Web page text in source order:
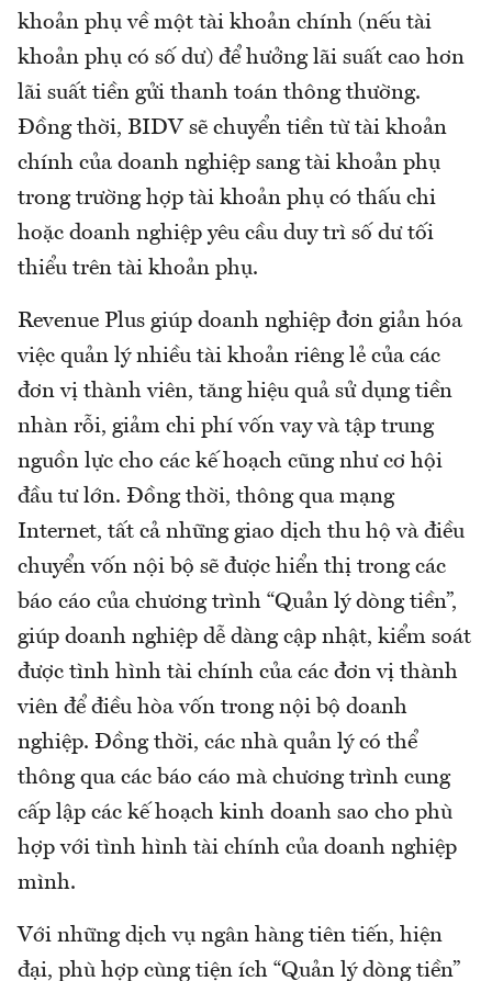
khoản phụ về một tài khoản chính (nếu tài
khoản phụ có số dư) để hưởng lãi suất cao hơn
lãi suất tiền gửi thanh toán thông thường.
Đồng thời, BIDV sẽ chuyển tiền từ tài khoản
chính của doanh nghiệp sang tài khoản phụ
trong trường hợp tài khoản phụ có thấu chi
hoặc doanh nghiệp yêu cầu duy trì số dư tối
thiểu trên tài khoản phụ.
Revenue Plus giúp doanh nghiệp đơn giản hóa
việc quản lý nhiều tài khoản riêng lẻ của các
đơn vị thành viên, tăng hiệu quả sử dụng tiền
nhàn rỗi, giảm chi phí vốn vay và tập trung
nguồn lực cho các kế hoạch cũng như cơ hội
đầu tư lớn. Đồng thời, thông qua mạng
Internet, tất cả những giao dịch thu hộ và điều
chuyển vốn nội bộ sẽ được hiển thị trong các
báo cáo của chương trình “Quản lý dòng tiền”,
giúp doanh nghiệp dễ dàng cập nhật, kiểm soát
được tình hình tài chính của các đơn vị thành
viên để điều hòa vốn trong nội bộ doanh
nghiệp. Đồng thời, các nhà quản lý có thể
thông qua các báo cáo mà chương trình cung
cấp lập các kế hoạch kinh doanh sao cho phù
hợp với tình hình tài chính của doanh nghiệp
mình.
Với những dịch vụ ngân hàng tiên tiến, hiện
đại, phù hợp cùng tiện ích “Quản lý dòng tiền”